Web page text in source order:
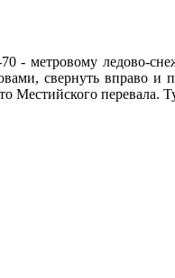
метровому ледово-
свернуть вправо
перевала.